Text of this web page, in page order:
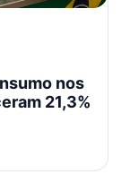
nos
21,3%